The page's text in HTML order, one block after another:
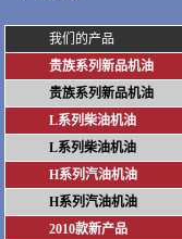
我们的产品
贵族系列新品机油
贵族系列新品机油
L系列柴油机油
L系列柴油机油
H系列汽油机油
H系列汽油机油
2010款新产品